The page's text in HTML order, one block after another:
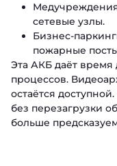
сетевые узлы.
Бизнес-
пожарные
Эта АКБ даёт время
процессов.
остаётся
без перезагрузки
больше